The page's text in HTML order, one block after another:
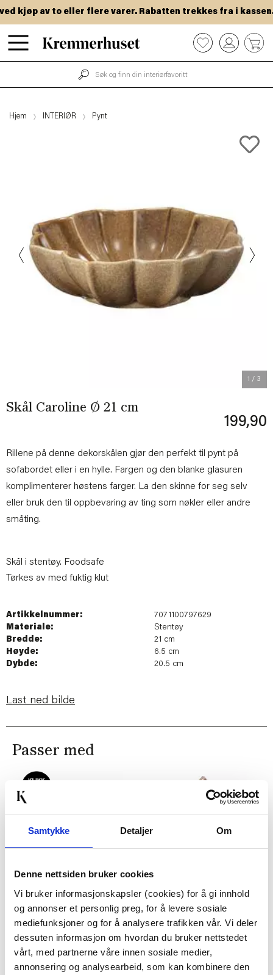
Samtykke Detaljer Om
Denne nettsiden bruker cookies
Vi bruker informasjonskapsler (cookies) for å gi innhold
og annonser et personlig preg, for å levere sosiale
mediefunksjoner og for å analysere trafikken vår. Vi deler
dessuten informasjon om hvordan du bruker nettstedet
vårt, med partnerne våre innen sosiale medier,
annonsering og analysearbeid, som kan kombinere den
Hopp
til
kjøp av to eller flere varer. Rabatten trekkes fra i kassen.
0
Hjem INTERIØR Pynt
1 / 3
Previous
Skål Caroline Ø 21 cm
199,90
Rillene på denne dekorskålen gjør den perfekt til pynt på
sofabordet eller i en hylle. Fargen og den blanke glasuren
komplimenterer høstens farger. La den skinne for seg selv
eller bruk den til oppbevaring av ting som nøkler eller andre
småting.
Skål i stentøy. Foodsafe
Tørkes av med fuktig klut
Artikkelnummer:
7071100797629
Materiale:
Stentøy
Bredde:
21 cm
Høyde:
6.5 cm
Dybde:
20.5 cm
Last ned bilde
Passer med
CM
749,00
Før1.999,00
Vis mer
399,00
KJØP